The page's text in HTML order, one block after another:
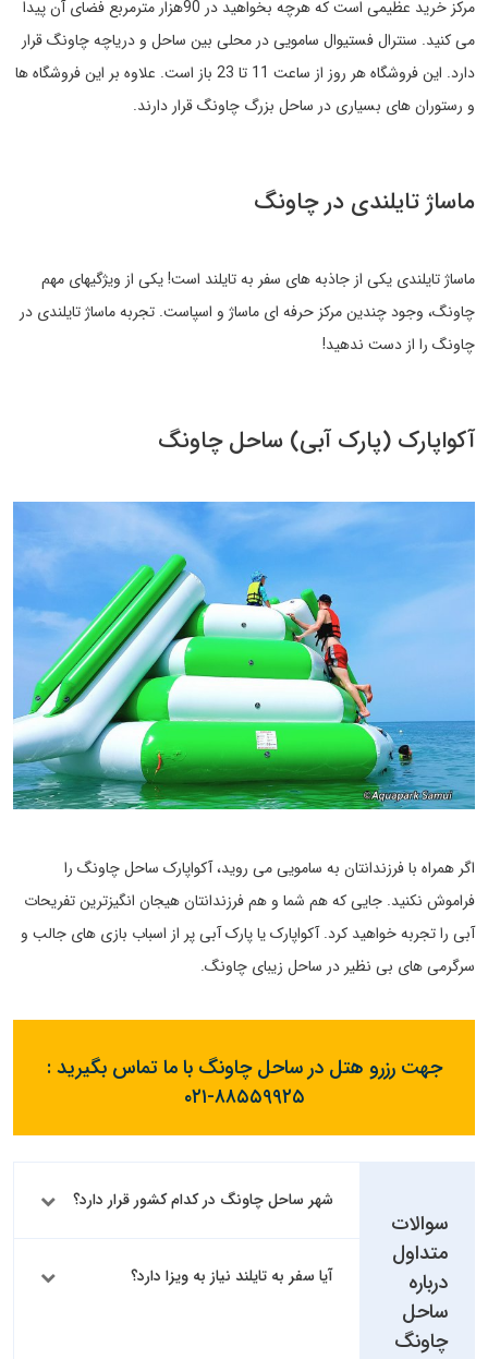
مرکز خرید عظیمی است که هرچه بخواهید در 90هزار مترمربع فضای آن پیدا
می کنید. سنترال فستیوال سامویی در محلی بین ساحل و دریاچه چاونگ قرار
دارد. این فروشگاه هر روز از ساعت 11 تا 23 باز است. علاوه بر این فروشگاه ها
و رستوران های بسیاری در ساحل بزرگ چاونگ قرار دارند.
ماساژ تایلندی در چاونگ
ماساژ تایلندی یکی از جاذبه های سفر به تایلند است! یکی از ویژگیهای مهم
چاونگ، وجود چندین مرکز حرفه ای ماساژ و اسپاست. تجربه ماساژ تایلندی در
چاونگ را از دست ندهید!
آکواپارک (پارک آبی) ساحل چاونگ
اگر همراه با فرزندانتان به سامویی می روید، آکواپارک ساحل چاونگ را
فراموش نکنید. جایی که هم شما و هم فرزندانتان هیجان انگیزترین تفریحات
آبی را تجربه خواهید کرد. آکواپارک یا پارک آبی پر از اسباب بازی های جالب و
سرگرمی های بی نظیر در ساحل زیبای چاونگ.
جهت رزرو هتل در ساحل چاونگ با ما تماس بگیرید :
۰۲۱-۸۸۵۵۹۹۲۵
سوالات
متداول
درباره
ساحل
چاونگ
شهر ساحل چاونگ در کدام کشور قرار دارد؟
آیا سفر به تایلند نیاز به ویزا دارد؟